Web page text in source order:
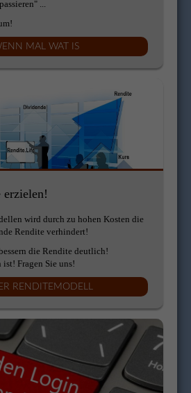
...
MAL WAT IS
erzielen!
wird durch zu hohen Kosten die
Rendite verhindert!
die Rendite deutlich!
ist! Fragen Sie uns!
RENDITEMODELL